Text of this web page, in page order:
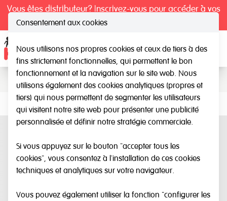
Vous êtes distributeur? Inscrivez-vous pour accéder à vos
tarifs exclusifs.
Catalogue
Consentement aux cookies
Nous utilisons nos propres cookies et ceux de tiers à des
fins strictement fonctionnelles, qui permettent le bon
fonctionnement et la navigation sur le site web. Nous
utilisons également des cookies analytiques (propres et
tiers) qui nous permettent de segmenter les utilisateurs
qui visitent notre site web pour présenter une publicité
personnalisée et définir notre stratégie commerciale.
Si vous appuyez sur le bouton "accepter tous les
cookies", vous consentez à l'installation de ces cookies
techniques et analytiques sur votre navigateur.
Vous pouvez également utiliser la fonction "configurer les